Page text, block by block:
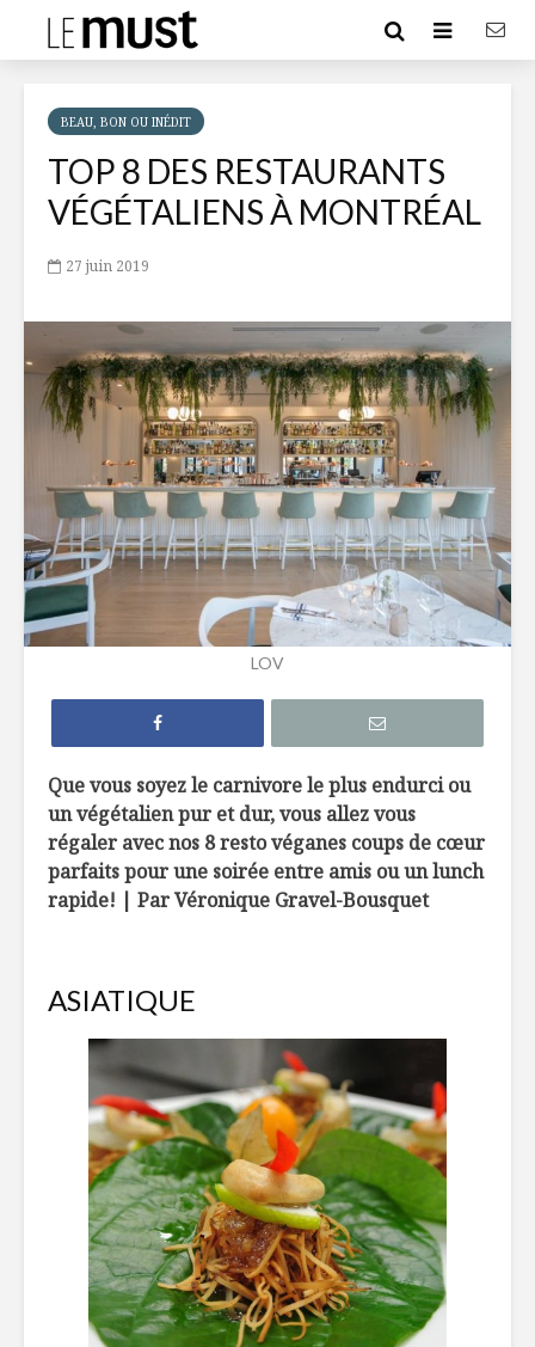
BEAU, BON OU INÉDIT
TOP 8 DES RESTAURANTS
VÉGÉTALIENS À MONTRÉAL
27 juin 2019
LOV
Que vous soyez le carnivore le plus endurci ou
un végétalien pur et dur, vous allez vous
régaler avec nos 8 resto véganes coups de cœur
parfaits pour une soirée entre amis ou un lunch
rapide! | Par Véronique Gravel-Bousquet
ASIATIQUE
5 terrasses au
bord de l’eau à
découvrir !
Le Réduit de Léo :
pour souligner le
Cucamelon : des
petites pastèques
!
10
dans une
les repas
cube!
Mijoté de homard,
pâtes fraîches et
asperges vertes au
beurre de corail
Une même
alimentation pour
tous
L’Expo Manger
Santé et Vivre Vert